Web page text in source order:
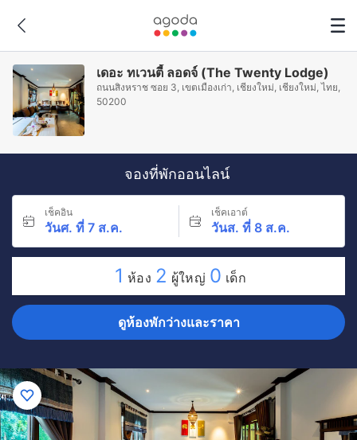
เดอะ ทเวนตี้ ลอดจ์ (The Twenty Lodge)
ถนนสิงหราช ซอย 3, เขตเมืองเก่า, เชียงใหม่, เชียงใหม่, ไทย,
50200
จองที่พักออนไลน์
เช็คอิน
วันศ. ที่ 7 ส.ค.
เช็คเอาต์
วันส. ที่ 8 ส.ค.
1 ห้อง 2 ผู้ใหญ่ 0 เด็ก
ดูห้องพักว่างและราคา